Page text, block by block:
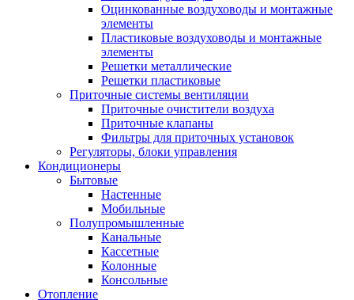
Оцинкованные воздуховоды и монтажные
элементы
Пластиковые воздуховоды и монтажные
элементы
Решетки металлические
Решетки пластиковые
Приточные системы вентиляции
Приточные очистители воздуха
Приточные клапаны
Фильтры для приточных установок
Регуляторы, блоки управления
Кондиционеры
Бытовые
Настенные
Мобильные
Полупромышленные
Канальные
Кассетные
Колонные
Консольные
Отопление